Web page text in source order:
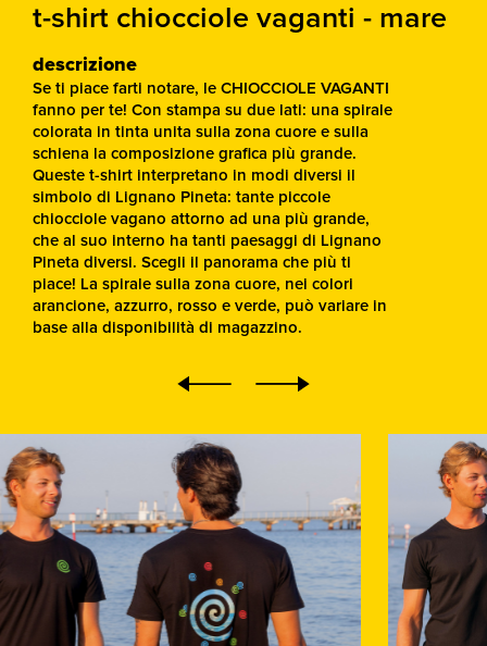
t-shirt chiocciole vaganti - mare
descrizione
Se ti piace farti notare, le CHIOCCIOLE VAGANTI
fanno per te! Con stampa su due lati: una spirale
colorata in tinta unita sulla zona cuore e sulla
schiena la composizione grafica più grande.
Queste t-shirt interpretano in modi diversi il
simbolo di Lignano Pineta: tante piccole
chiocciole vagano attorno ad una più grande,
che al suo interno ha tanti paesaggi di Lignano
Pineta diversi. Scegli il panorama che più ti
piace! La spirale sulla zona cuore, nei colori
arancione, azzurro, rosso e verde, può variare in
base alla disponibilità di magazzino.